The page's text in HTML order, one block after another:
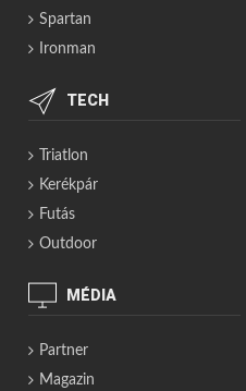
Spartan
Ironman
TECH
Triatlon
Kerékpár
Futás
Outdoor
MÉDIA
Partner
Magazin